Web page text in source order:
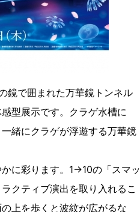
鏡で囲まれた万華鏡トンネル
型展示です。クラゲ水槽に
緒にクラゲが浮遊する万華鏡
に彩ります。1→10の「スマッ
クティブ演出を取り入れるこ
上を歩くと波紋が広がるな